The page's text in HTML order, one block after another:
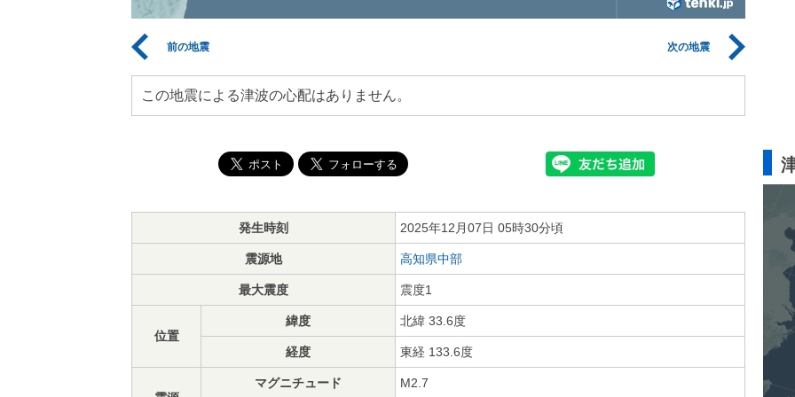
前の地震 次の地震
この地震による津波の心配はありません。
発生時刻 2025年12月07日 05時30分頃
震源地 高知県中部
最大震度 震度1
位置
緯度 北緯 33.6度
経度 東経 133.6度
マグニチュード M2.7